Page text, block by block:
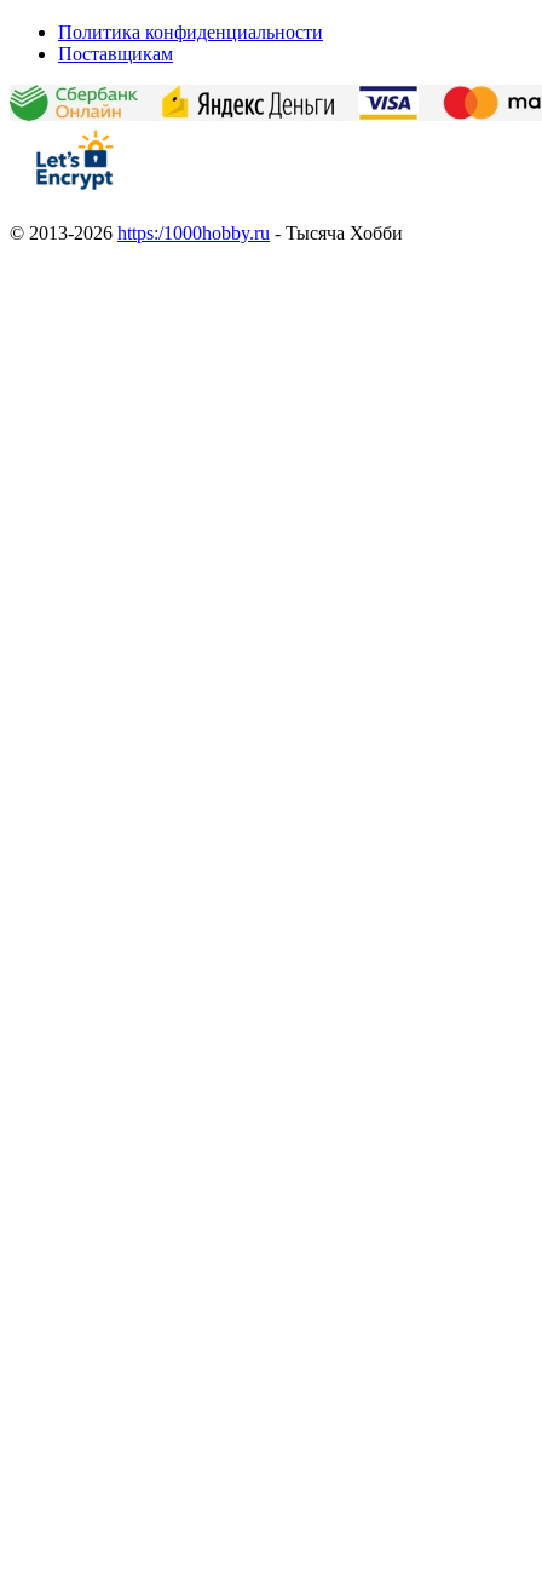
Политика конфиденциальности
Поставщикам
© 2013-2026 https:/1000hobby.ru - Тысяча Хобби